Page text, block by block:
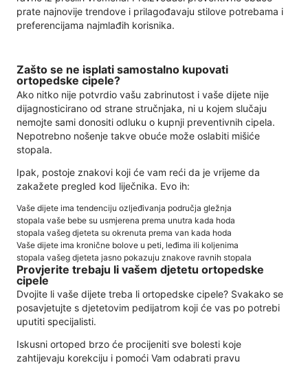
prate najnovije trendove i prilagođavaju stilove potrebama i
preferencijama najmlađih korisnika.
Zašto se ne isplati samostalno kupovati
ortopedske cipele?
Ako nitko nije potvrdio vašu zabrinutost i vaše dijete nije
dijagnosticirano od strane stručnjaka, ni u kojem slučaju
nemojte sami donositi odluku o kupnji preventivnih cipela.
Nepotrebno nošenje takve obuće može oslabiti mišiće
stopala.
Ipak, postoje znakovi koji će vam reći da je vrijeme da
zakažete pregled kod liječnika. Evo ih:
Vaše dijete ima tendenciju ozljeđivanja područja gležnja
stopala vaše bebe su usmjerena prema unutra kada hoda
stopala vašeg djeteta su okrenuta prema van kada hoda
Vaše dijete ima kronične bolove u peti, leđima ili koljenima
stopala vašeg djeteta jasno pokazuju znakove ravnih stopala
Provjerite trebaju li vašem djetetu ortopedske
cipele
Dvojite li vaše dijete treba li ortopedske cipele? Svakako se
posavjetujte s djetetovim pedijatrom koji će vas po potrebi
uputiti specijalisti.
Iskusni ortoped brzo će procijeniti sve bolesti koje
zahtijevaju korekciju i pomoći Vam odabrati pravu